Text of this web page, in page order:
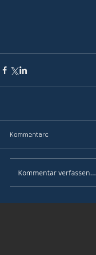
Kommentare
Kommentar verfassen...